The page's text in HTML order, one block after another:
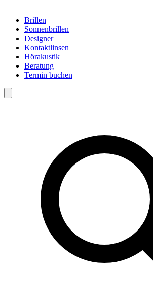
Brillen
Sonnenbrillen
Designer
Kontaktlinsen
Hörakustik
Beratung
Termin buchen